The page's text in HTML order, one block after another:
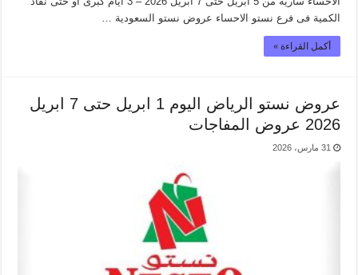
الكمية فى فرع نستو الاحساء عروض نستو السعودية …
أكمل القراءة »
عروض نستو الرياض اليوم 1 ابريل حتى 7 ابريل
2026 عروض المفاجات
31 مارس، 2026